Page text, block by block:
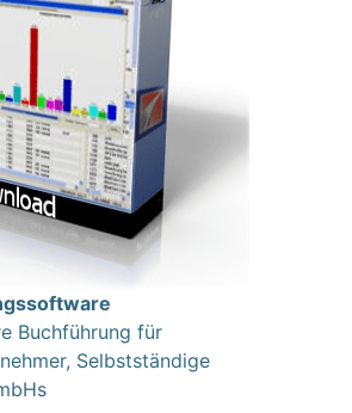
Buchführung für
Selbstständige